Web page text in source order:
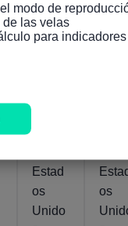
día
(Julio)
Estad
os
Unido
os
modo de
las velas
para